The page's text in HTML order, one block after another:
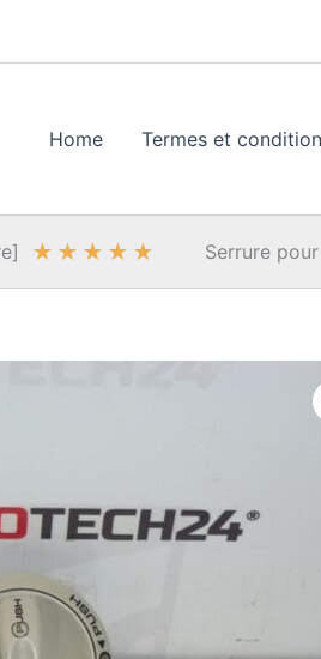
Home Termes et
★ ★ ★ ★ ★ Serrure